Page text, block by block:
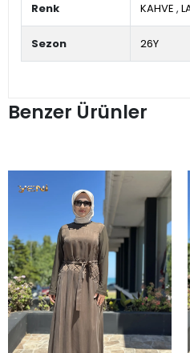
Renk KAHVE ,
Sezon 26Y
Benzer Ürünler